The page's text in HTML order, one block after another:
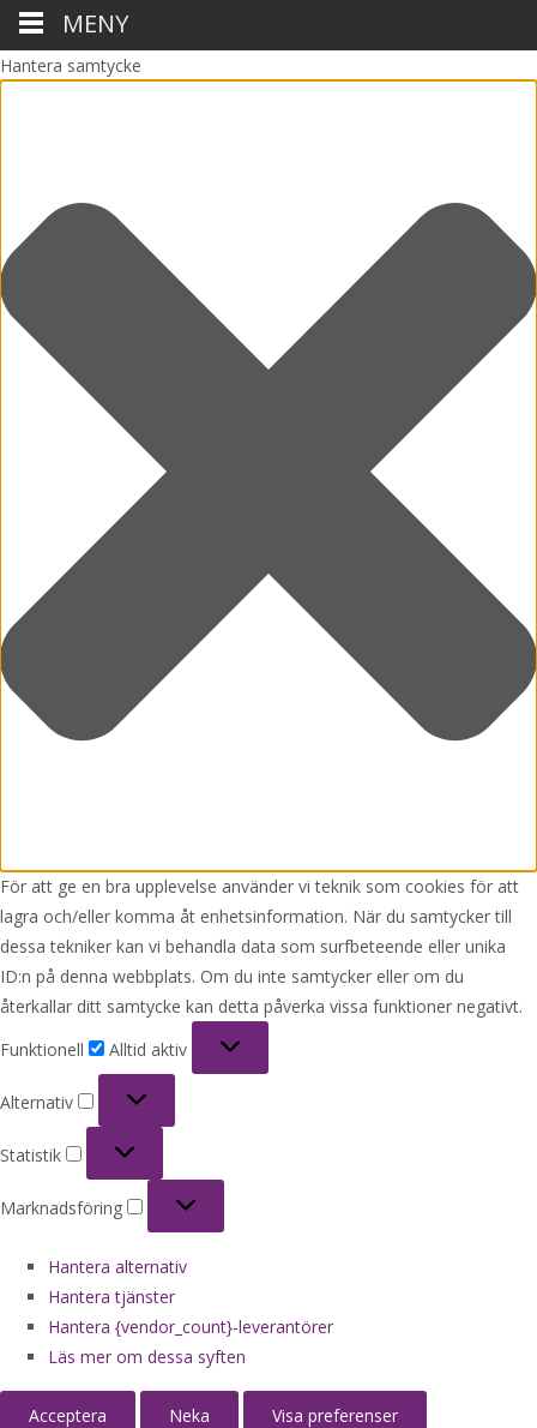
Hantera samtycke
För att ge en bra upplevelse använder vi teknik som cookies för att
lagra och/eller komma åt enhetsinformation. När du samtycker till
dessa tekniker kan vi behandla data som surfbeteende eller unika
ID:n på denna webbplats. Om du inte samtycker eller om du
återkallar ditt samtycke kan detta påverka vissa funktioner negativt.
Funktionell
Alltid aktiv
Alternativ
Statistik
Marknadsföring
Hantera alternativ
Hantera tjänster
Hantera {vendor_count}-leverantörer
Läs mer om dessa syften
Acceptera Neka Visa preferenser
MENY